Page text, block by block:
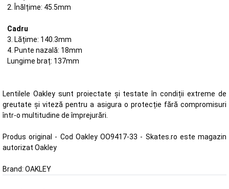
2. Înălțime: 45.5mm
Cadru
3. Lățime: 140.3mm
4. Punte nazală: 18mm
Lungime braț: 137mm
Lentilele Oakley sunt proiectate și testate în condiții extreme de
greutate și viteză pentru a asigura o protecție fără compromisuri
într-o multitudine de împrejurări.
Produs original - Cod Oakley OO9417-33 - Skates.ro este magazin
autorizat Oakley
Brand: OAKLEY